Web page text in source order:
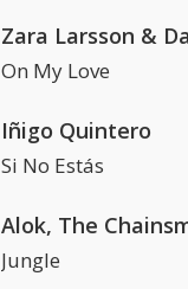
Zara Larsson &
On My Love
Iñigo Quintero
Si No Estás
Jungle